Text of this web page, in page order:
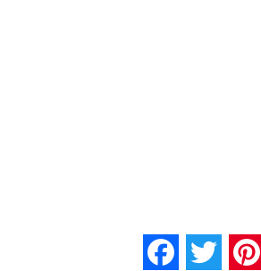
FacebookTwitter